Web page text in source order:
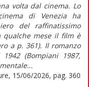
volta dal cinema. Lo
di Venezia ha
del raffinatissimo
qualche mese il film è
a p. 361). Il romanzo
(Bompiani 1987,
15/06/2026, pag. 360